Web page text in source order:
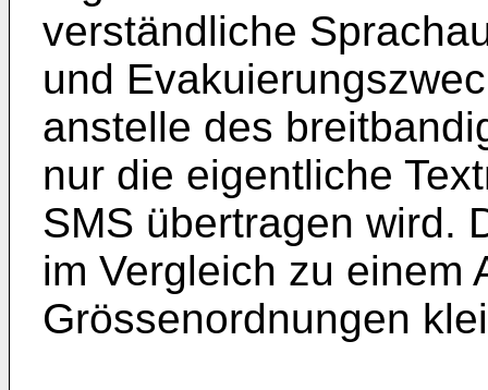
verständliche
und
anstelle des
nur die eigentliche
SMS übertragen wird.
im Vergleich zu einem
Grössenordnungen